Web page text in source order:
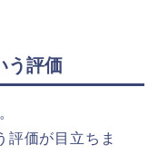
う評価
評価が目立ちま